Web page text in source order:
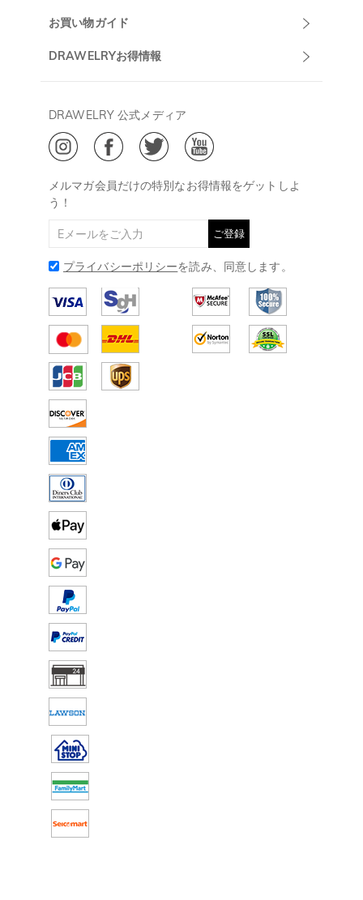
DRAWELRYについて
ご利用規約
ご特定商取引法に基づく表示
お買い物ガイド
発送について
ジュエリーお手入れ
Drawelry Blog
DRAWELRYお得情報
会員・ポイントについて
メルマガ会員だけの特別なお得情報をゲットしよ
う！
ご登録
プライバシーポリシーを読み、同意します。
DRAWELRY 公式メディア